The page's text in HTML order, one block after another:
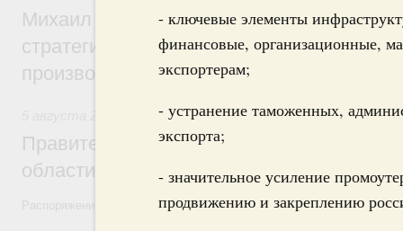
- ключевые элементы
финансовые, организационные,
экспортерам;
- устранение таможенных,
экспорта;
- значительное усиление
продвижению и закреплению
Михаил Мишустин дал поручения по
стратегической сессии, посвящённой
производительности труда
Национальный проект «Экологическое
Правительство увеличило объём
области в рамках федерального
Распоряжение от 3 августа 2026 года №2067-р